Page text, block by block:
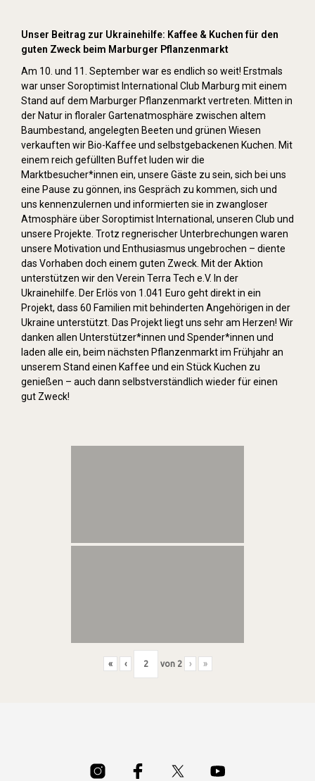
Unser Beitrag zur Ukrainehilfe: Kaffee & Kuchen für den
guten Zweck beim Marburger Pflanzenmarkt
Am 10. und 11. September war es endlich so weit! Erstmals
war unser Soroptimist International Club Marburg mit einem
Stand auf dem Marburger Pflanzenmarkt vertreten. Mitten in
der Natur in floraler Gartenatmosphäre zwischen altem
Baumbestand, angelegten Beeten und grünen Wiesen
verkauften wir Bio-Kaffee und selbstgebackenen Kuchen. Mit
einem reich gefüllten Buffet luden wir die
Marktbesucher*innen ein, unsere Gäste zu sein, sich bei uns
eine Pause zu gönnen, ins Gespräch zu kommen, sich und
uns kennenzulernen und informierten sie in zwangloser
Atmosphäre über Soroptimist International, unseren Club und
unsere Projekte. Trotz regnerischer Unterbrechungen waren
unsere Motivation und Enthusiasmus ungebrochen – diente
das Vorhaben doch einem guten Zweck. Mit der Aktion
unterstützen wir den Verein Terra Tech e.V. In der
Ukrainehilfe. Der Erlös von 1.041 Euro geht direkt in ein
Projekt, dass 60 Familien mit behinderten Angehörigen in der
Ukraine unterstützt. Das Projekt liegt uns sehr am Herzen! Wir
danken allen Unterstützer*innen und Spender*innen und
laden alle ein, beim nächsten Pflanzenmarkt im Frühjahr an
unserem Stand einen Kaffee und ein Stück Kuchen zu
genießen – auch dann selbstverständlich wieder für einen
gut Zweck!
« ‹ von 2 › »